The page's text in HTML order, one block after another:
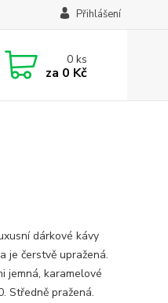
Přihlášení
0ks
za 0 Kč
dárkové kávy
je čerstvě upražená.
jemná, karamelové
Středně pražená.